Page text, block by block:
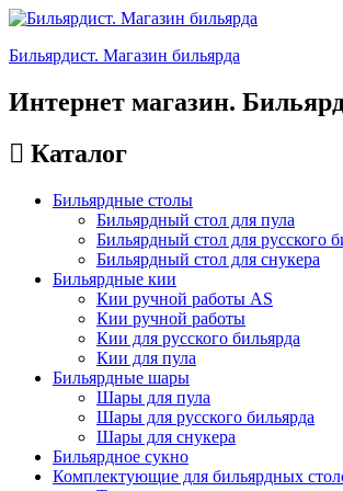
Бильярдист. Магазин бильярда
Интернет магазин.
Каталог
Бильярдные столы
Бильярдный стол для пула
Бильярдный стол для русского
Бильярдный стол для снукера
Бильярдные кии
Кии ручной работы AS
Кии ручной работы
Кии для русского бильярда
Кии для пула
Бильярдные шары
Шары для пула
Шары для русского бильярда
Шары для снукера
Бильярдное сукно
Комплектующие для бильярдных